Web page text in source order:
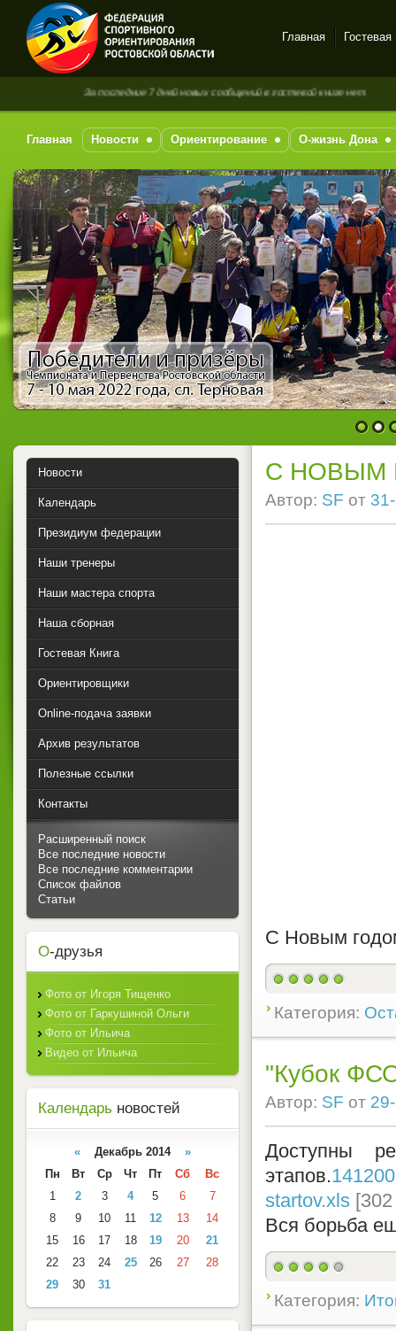
Спортивное
ориентирование в Ростове-
на-Дону
Главная Гостевая
За последние 7 дней новых сообщений в гостевой книге нет
Главная Новости Ориентирование О-жизнь Дона
1 2
С НОВЫМ
Автор: SF от
С Новым
Категория:
"Кубок
Автор: SF от
Доступны
этапов.
startov.xls
Вся борьба
Категория:
Новости
Календарь
Президиум федерации
Наши тренеры
Наши мастера спорта
Наша сборная
Гостевая Книга
Ориентировщики
Online-подача заявки
Архив результатов
Полезные ссылки
Контакты
Расширенный поиск
Все последние новости
Все последние комментарии
Список файлов
Статьи
О-друзья
Фото от Игоря Тищенко
Фото от Гаркушиной Ольги
Фото от Ильича
Видео от Ильича
Календарь новостей
« Декабрь 2014 »
Пн
Вт Ср Чт Пт Сб
Вс
1
2 3 4 5 6
7
8
9 10 11 12 13
14
15
16 17 18 19 20
21
22
23 24 25 26 27
28
29
30 31